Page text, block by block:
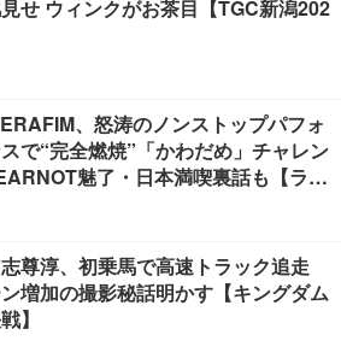
せ ウィンクがお茶目【TGC新潟202
、怒涛のノンストップパフォ
で“完全燃焼”「かわだめ」チャレン
魅了・日本満喫裏話も【ライ
尊淳、初乗馬で高速トラック追走
増加の撮影秘話明かす【キングダム
】